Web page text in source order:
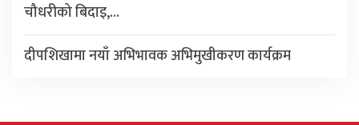
चौधरीको बिदाइ,…
दीपशिखामा नयाँ अभिभावक अभिमुखीकरण कार्यक्रम